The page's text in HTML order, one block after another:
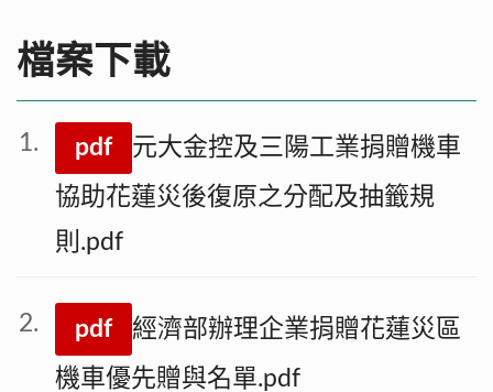
檔案下載
pdf
元大金控及三陽工業捐贈機車
協助花蓮災後復原之分配及抽籤規
則.pdf
pdf
經濟部辦理企業捐贈花蓮災區
機車優先贈與名單.pdf